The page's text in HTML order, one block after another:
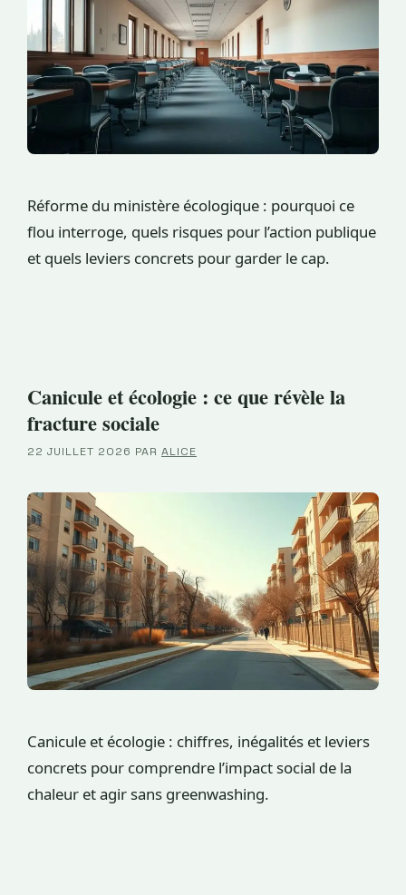
Réforme du ministère écologique : pourquoi ce
flou interroge, quels risques pour l’action publique
et quels leviers concrets pour garder le cap.
Canicule et écologie : ce que révèle la
fracture sociale
22 JUILLET 2026 PAR ALICE
Canicule et écologie : chiffres, inégalités et leviers
concrets pour comprendre l’impact social de la
chaleur et agir sans greenwashing.